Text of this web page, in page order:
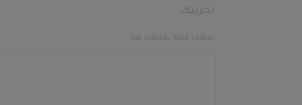
تجربتك.
يمكنك كتابة تعليقك هنا